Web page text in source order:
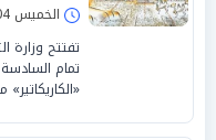
الخميس 04/ديسمبر/2025 - 03:47 م
تفتتح وزارة
تمام